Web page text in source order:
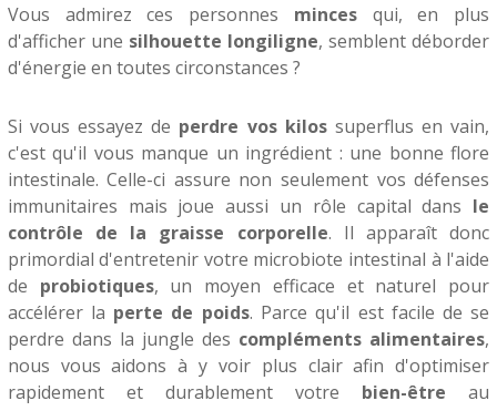
Vous admirez ces personnes mincesqui, en plus
d'afficher une silhouette longiligne, semblent déborder
d'énergie en toutes circonstances ?
Si vous essayez de perdre vos kilossuperflus en vain,
c'est qu'il vous manque un ingrédient : une bonne flore
intestinale. Celle-ci assure non seulement vos défenses
immunitaires mais joue aussi un rôle capital dans le
contrôle de la graisse corporelle. Il apparaît donc
primordial d'entretenir votre microbiote intestinal à l'aide
de probiotiques, un moyen efficace et naturel pour
accélérer la perte de poids. Parce qu'il est facile de se
perdre dans la jungle des compléments alimentaires,
nous vous aidons à y voir plus clair afin d'optimiser
rapidement et durablement votre bien-être au